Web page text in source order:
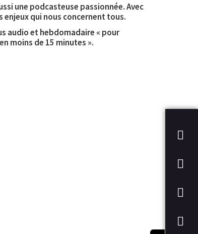
une podcasteuse passionnée. Avec
enjeux qui nous concernent tous.
audio et hebdomadaire « pour
moins de 15 minutes ».